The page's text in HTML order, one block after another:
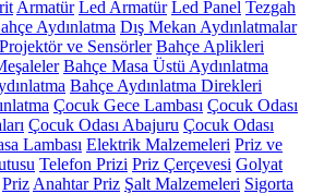
Armatür Led Armatür Led Panel Tezgah
Aydınlatma Dış Mekan Aydınlatmalar
Projektör ve Sensörler Bahçe Aplikleri
Bahçe Masa Üstü Aydınlatma
Bahçe Aydınlatma Direkleri
Çocuk Gece Lambası Çocuk Odası
Çocuk Odası Abajuru Çocuk Odası
Lambası Elektrik Malzemeleri Priz ve
Telefon Prizi Priz Çerçevesi Golyat
Priz Anahtar Priz Şalt Malzemeleri Sigorta